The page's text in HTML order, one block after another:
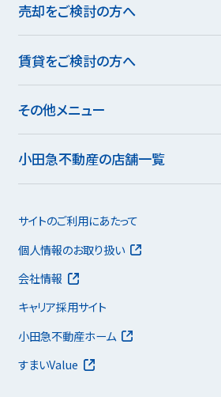
売却をご検討の方へ
賃貸をご検討の方へ
その他メニュー
小田急不動産の店舗一覧
サイトのご利用にあたって
個人情報のお取り扱い
会社情報
キャリア採用サイト
小田急不動産ホーム
すまいValue